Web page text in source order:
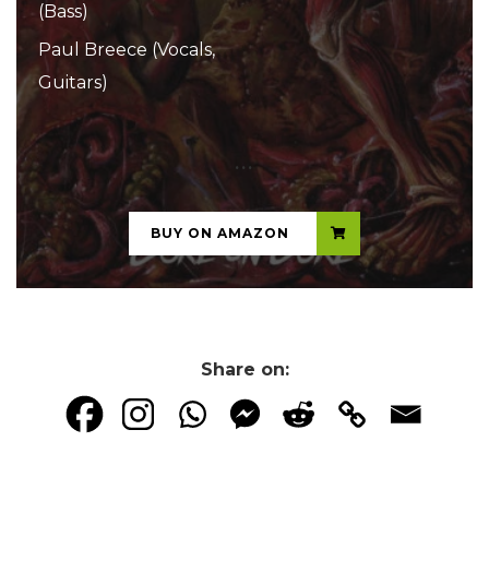
(Bass)
Paul Breece (Vocals,
Guitars)
...
BUY ON AMAZON
Share on: